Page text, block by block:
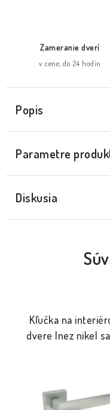
Zameranie dverí
v cene, do 24 hodín
Popis
Parametre
Diskusia
Kľučka na
dvere Inez nikel